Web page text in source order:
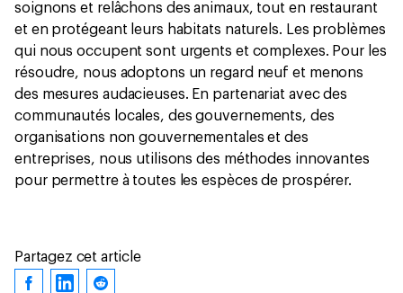
soignons et relâchons des animaux, tout en restaurant
et en protégeant leurs habitats naturels. Les problèmes
qui nous occupent sont urgents et complexes. Pour les
résoudre, nous adoptons un regard neuf et menons
des mesures audacieuses. En partenariat avec des
communautés locales, des gouvernements, des
organisations non gouvernementales et des
entreprises, nous utilisons des méthodes innovantes
pour permettre à toutes les espèces de prospérer.
Partagez cet article